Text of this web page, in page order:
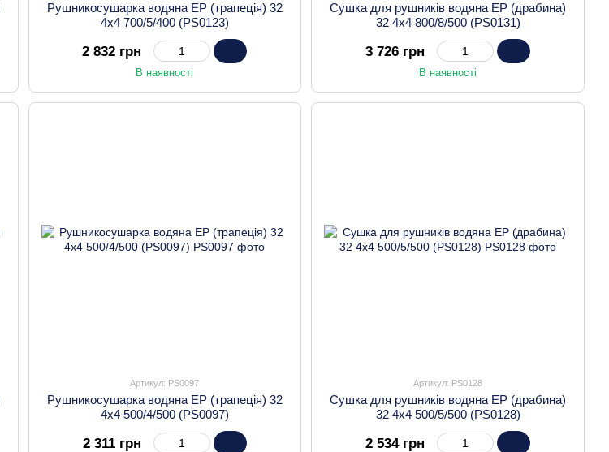
Рушникосушарка водяна EP (трапеція) 32
4х4 700/5/400 (PS0123)
2 832 грн
В наявності
Сушка для рушників водяна EP (драбина)
32 4х4 800/8/500 (PS0131)
3 726 грн
В наявності
Артикул: PS0097
Рушникосушарка водяна EP (трапеція) 32
4х4 500/4/500 (PS0097)
2 311 грн
Артикул: PS0128
Сушка для рушників водяна EP (драбина)
32 4х4 500/5/500 (PS0128)
2 534 грн